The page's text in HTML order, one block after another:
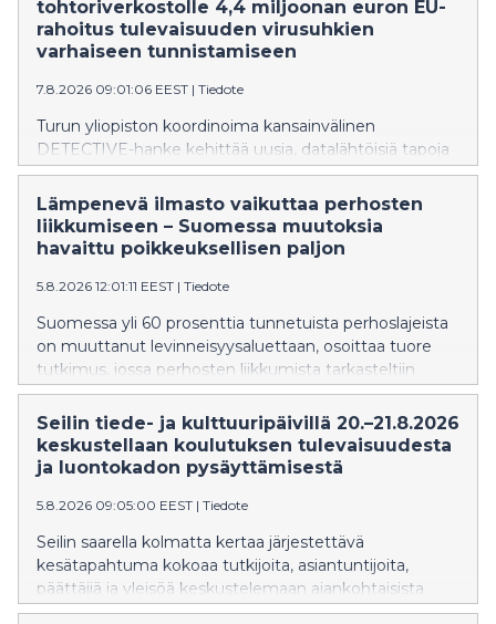
tohtoriverkostolle 4,4 miljoonan euron EU-
rahoitus tulevaisuuden virusuhkien
varhaiseen tunnistamiseen
7.8.2026 09:01:06 EEST | Tiedote
Turun yliopiston koordinoima kansainvälinen
DETECTIVE-hanke kehittää uusia, datalähtöisiä tapoja
havaita ja reagoida nouseviin ja uudelleen puhkeaviin
virusuhkiin aiempaa varhaisemmassa vaiheessa.
Lämpenevä ilmasto vaikuttaa perhosten
liikkumiseen – Suomessa muutoksia
havaittu poikkeuksellisen paljon
5.8.2026 12:01:11 EEST | Tiedote
Suomessa yli 60 prosenttia tunnetuista perhoslajeista
on muuttanut levinneisyysaluettaan, osoittaa tuore
tutkimus, jossa perhosten liikkumista tarkasteltiin
maailmanlaajuisesti.
Seilin tiede- ja kulttuuripäivillä 20.–21.8.2026
keskustellaan koulutuksen tulevaisuudesta
ja luontokadon pysäyttämisestä
5.8.2026 09:05:00 EEST | Tiedote
Seilin saarella kolmatta kertaa järjestettävä
kesätapahtuma kokoaa tutkijoita, asiantuntijoita,
päättäjiä ja yleisöä keskustelemaan ajankohtaisista
teemoista. Maksuttomaan tapahtumaan ovat